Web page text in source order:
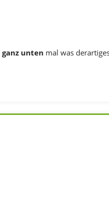
ganz unten mal was